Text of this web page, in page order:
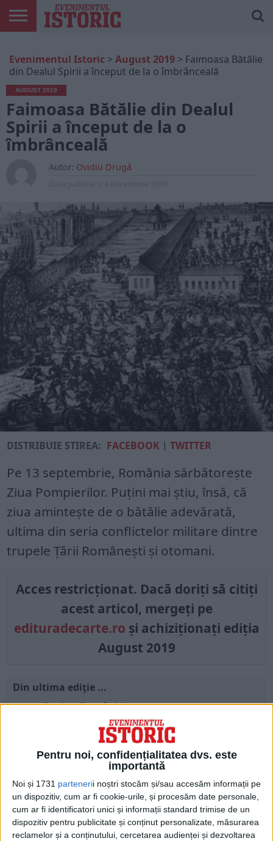
Pentru noi, confidențialitatea dvs. este
importantă
Noi și 1731 partenerii noștri stocăm și/sau accesăm informații pe
un dispozitiv, cum ar fi cookie-urile, și procesăm date personale,
cum ar fi identificatori unici și informații standard trimise de un
dispozitiv pentru publicitate și conținut personalizate, măsurarea
reclamelor și a conținutului, cercetarea audienței și dezvoltarea
ONLINE
EDIȚII
TIPĂRITE
ISTORIC
PLAY
CONTUL
MEU
Evenimentul Istoric > August 2019 > Faimoasa Bătălie
din Dealul Spirii a început de la o îmbrânceală
AUGUST 2019
Faimoasa Bătălie din Dealul
Spirii a început de la o
îmbrânceală
Autor: Ovidiu Drugă
DISTRIBUIE ȘTIREA: FACEBOOK |TWITTER
Pe 13 septembrie, România sărbătorește
Ziua Pompierilor. Puțini mai știu, însă, că
ziua amintește de o bătălie adevărată,
ultima din seria conflictelor militare dintre
trupele Țării Românești și otomani.
Acces restricționat. Dacă doriți să citiți
acest articol, mergeți pe
edituradecarte.ro și achiziționați ediția
August 2019
Din ultima ediție ...
Regina României
Carol al II-lea și acțiunile sale care au ruinat
România Mare
Afaceri oneroase care au marcat România
modernă: Strousberg și Hallier
ETICHETE: DEALUL SPIRII
PUBLICAT IN CATEGORIILE:
AUGUST 2019
DISTRIBUIE ȘTIREA: FACEBOOK|TWITTER